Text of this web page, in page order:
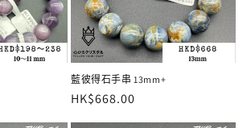
藍彼得石手串 13mm+
定
價
HK$668.00